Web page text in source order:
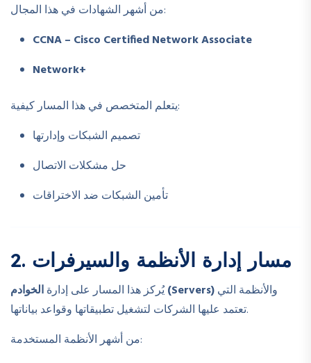
من أشهر الشهادات في هذا المجال:
CCNA – Cisco Certified Network Associate
Network+
يتعلم المتخصص في هذا المسار كيفية:
تصميم الشبكات وإدارتها
حل مشكلات الاتصال
تأمين الشبكات ضد الاختراقات
2. مسار إدارة الأنظمة والسيرفرات
يُركز هذا المسار على إدارةالخوادم (Servers)
تعتمد عليها الشركات لتشغيل تطبيقاتها وقواعد بياناتها.
من أشهر الأنظمة المستخدمة: